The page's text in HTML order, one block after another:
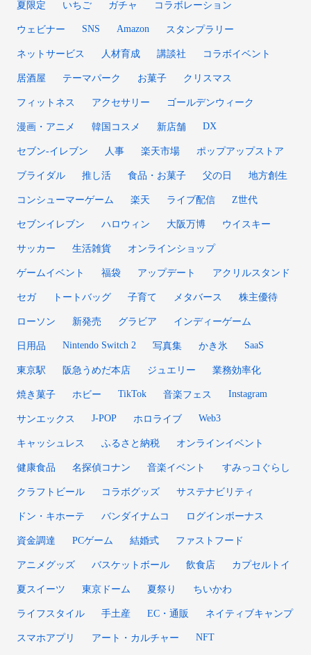
夏限定 いちご ガチャ コラボレーション
ウェビナー SNS Amazon スタンプラリー
ネットサービス 人材育成 講談社 コラボイベント
居酒屋 テーマパーク お菓子 クリスマス
フィットネス アクセサリー ゴールデンウィーク
漫画・アニメ 韓国コスメ 新店舗 DX
セブン‐イレブン 人事 楽天市場 ポップアップストア
ブライダル 推し活 食品・お菓子 父の日 地方創生
コンシューマーゲーム 楽天 ライブ配信 Z世代
セブンイレブン ハロウィン 大阪万博 ウイスキー
サッカー 生活雑貨 オンラインショップ
ゲームイベント 福袋 アップデート アクリルスタンド
セガ トートバッグ 子育て メタバース 株主優待
ローソン 新発売 グラビア インディーゲーム
日用品 Nintendo Switch 2 写真集 かき氷 SaaS
東京駅 阪急うめだ本店 ジュエリー 業務効率化
焼き菓子 ホビー TikTok 音楽フェス Instagram
サンエックス J-POP ホロライブ Web3
キャッシュレス ふるさと納税 オンラインイベント
健康食品 名探偵コナン 音楽イベント すみっコぐらし
クラフトビール コラボグッズ サステナビリティ
ドン・キホーテ バンダイナムコ ログインボーナス
資金調達 PCゲーム 結婚式 ファストフード
アニメグッズ バスケットボール 飲食店 カプセルトイ
夏スイーツ 東京ドーム 夏祭り ちいかわ
ライフスタイル 手土産 EC・通販 ネイティブキャンプ
スマホアプリ アート・カルチャー NFT